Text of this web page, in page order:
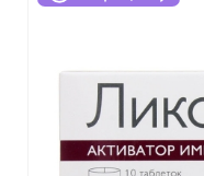
Лекарства
Косметика